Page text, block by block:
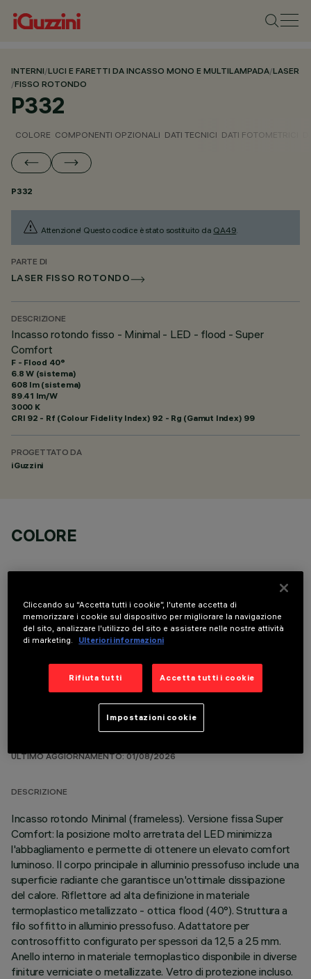
INTERNI/LUCI E FARETTI DA INCASSO MONO E MULTILAMPADA/LASER
/FISSO ROTONDO
P332
COLORE COMPONENTI OPZIONALI DATI TECNICI DATI FOTOMETRICI
P332
Attenzione! Questo codice è stato sostituito da QA49.
PARTE DI
LASER FISSO ROTONDO
DESCRIZIONE
Incasso rotondo fisso - Minimal - LED - flood - Super
Comfort
F - Flood 40°
6.8 W (sistema)
608 lm (sistema)
89.41 lm/W
3000 K
CRI 92 - Rf (Colour Fidelity Index) 92 - Rg (Gamut Index) 99
PROGETTATO DA
iGuzzini
COLORE
COMPONENTI OPZIONALI
DATI TECNICI
ULTIMO AGGIORNAMENTO: 01/08/2026
DESCRIZIONE
Incasso rotondo Minimal (frameless). Versione fissa Super
Comfort: la posizione molto arretrata del LED minimizza
l'abbagliamento e permette di ottenere un elevato comfort
luminoso. Il corpo principale in alluminio pressofuso include una
superficie radiante che garantisce un'ottimale dissipazione
del calore. Riflettore ad alta definizione in materiale
termoplastico metallizzato - ottica flood (40°). Struttura a
filo soffitto in alluminio pressofuso. Adattatore per
controsoffitto configurato per spessori da 12,5 a 25 mm.
Anello interno in materiale termoplastico disponibile in diverse
finiture verniciate o metallizzate. Vetro di protezione incluso.
Cliccando su “Accetta tutti i cookie”, l'utente accetta di
memorizzare i cookie sul dispositivo per migliorare la navigazione
del sito, analizzare l'utilizzo del sito e assistere nelle nostre attività
di marketing.
Ulteriori informazioni
Rifiuta tutti Accetta tutti i cookie
Impostazioni cookie